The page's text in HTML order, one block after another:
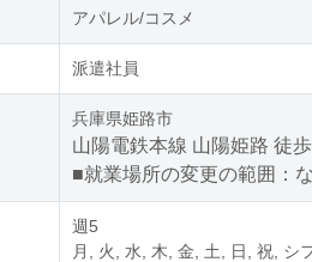
アパレル/コスメ
派遣社員
兵庫県姫路市
山陽電鉄本線 山陽姫路 徒
■就業場所の変更の範囲：
週5
月, 火, 水, 木, 金, 土, 日, 祝, シ